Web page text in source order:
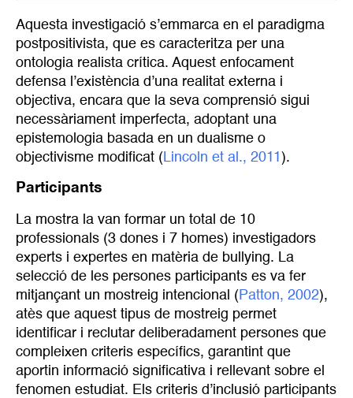
Aquesta investigació s’emmarca en el paradigma
postpositivista, que es caracteritza per una
ontologia realista crítica. Aquest enfocament
defensa l’existència d’una realitat externa i
objectiva, encara que la seva comprensió sigui
necessàriament imperfecta, adoptant una
epistemologia basada en un dualisme o
objectivisme modificat ( Lincoln et al., 2011 ).
Participants
La mostra la van formar un total de 10
professionals (3 dones i 7 homes) investigadors
experts i expertes en matèria de bullying. La
selecció de les persones participants es va fer
mitjançant un mostreig intencional ( Patton, 2002),
atès que aquest tipus de mostreig permet
identificar i reclutar deliberadament persones que
compleixen criteris específics, garantint que
aportin informació significativa i rellevant sobre el
fenomen estudiat. Els criteris d’inclusió participants